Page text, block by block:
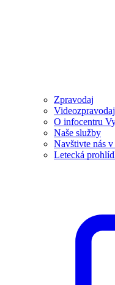
Zpravodaj
Videozpravodaj
O infocentru
Naše služby
Navštivte nás
Letecká